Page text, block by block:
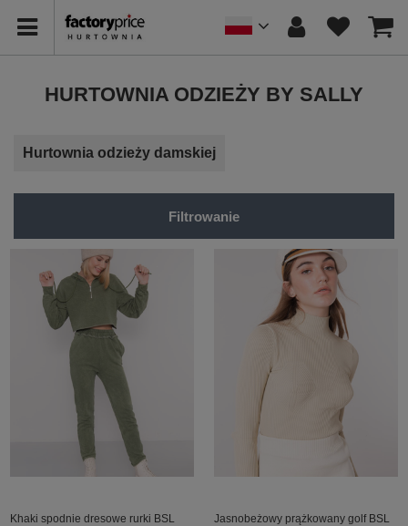
HURTOWNIA ODZIEŻY BY SALLY
Hurtownia odzieży damskiej
Filtrowanie
Khaki spodnie dresowe rurki BSL Jasnobeżowy prążkowany golf BSL